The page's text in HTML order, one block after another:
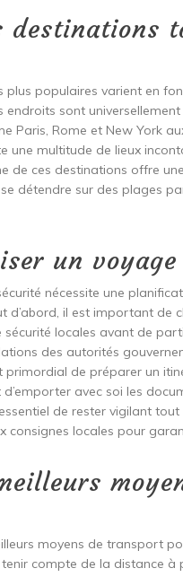
destinations
plus populaires varient en
endroits sont
Paris, Rome et New York
une multitude de lieux
de ces destinations offre
détendre sur des plages
un
nécessite une
d’abord, il est important de
locales avant de
des autorités
primordial de préparer un
avec soi les
de rester vigilant
consignes locales pour
moyens de transport
tenir compte de la distance